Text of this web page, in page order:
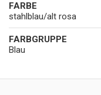
FARBE
stahlblau/alt rosa
FARBGRUPPE
Blau